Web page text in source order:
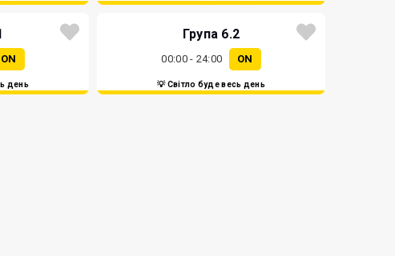
ON
день
Група 6.2
00:00 - 24:00 ON
💡 Світло буде весь день